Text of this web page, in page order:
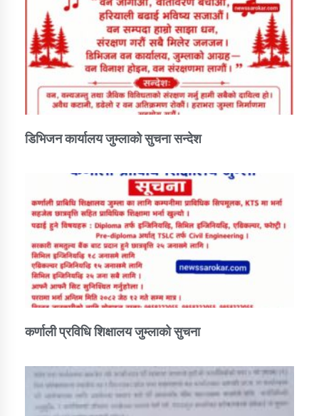
डिभिजन कार्यालय जुम्लाको सुचना सन्देश
कर्णाली प्रविधि शिक्षालय जुम्लाको सुचना